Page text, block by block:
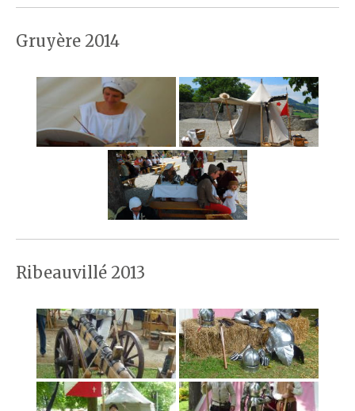
Gruyère 2014
Ribeauvillé 2013